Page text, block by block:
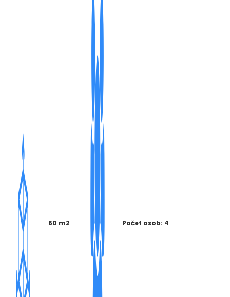
60 m2 Počet osob: 4